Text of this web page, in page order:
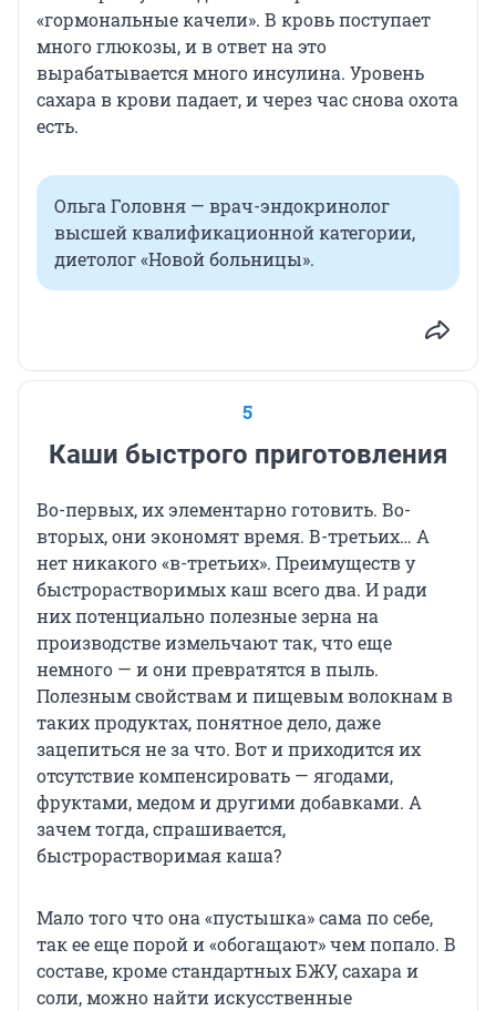
«гормональные качели». В кровь поступает
много глюкозы, и в ответ на это
вырабатывается много инсулина. Уровень
сахара в крови падает, и через час снова охота
есть.
Ольга Головня — врач-эндокринолог
высшей квалификационной категории,
диетолог «Новой больницы».
5
Каши быстрого приготовления
Во-первых, их элементарно готовить. Во-
вторых, они экономят время. В-третьих… А
нет никакого «в-третьих». Преимуществ у
быстрорастворимых каш всего два. И ради
них потенциально полезные зерна на
производстве измельчают так, что еще
немного — и они превратятся в пыль.
Полезным свойствам и пищевым волокнам в
таких продуктах, понятное дело, даже
зацепиться не за что. Вот и приходится их
отсутствие компенсировать — ягодами,
фруктами, медом и другими добавками. А
зачем тогда, спрашивается,
быстрорастворимая каша?
Мало того что она «пустышка» сама по себе,
так ее еще порой и «обогащают» чем попало. В
составе, кроме стандартных БЖУ, сахара и
соли, можно найти искусственные